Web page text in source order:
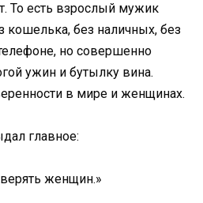
То есть взрослый мужик
кошелька, без наличных, без
но совершенно
ужин и бутылку вина.
в мире и женщинах.
главное:
женщин.»